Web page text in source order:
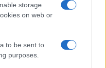
storage
on web or
to be sent to
purposes.